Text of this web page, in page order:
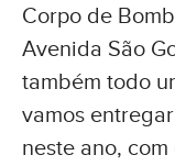
Corpo de
Avenida São
também todo
vamos
neste ano,